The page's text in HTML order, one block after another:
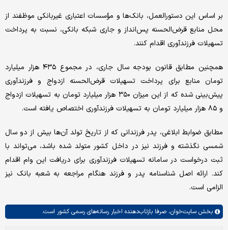
بر اساس این دستورالعمل، بانک‌ها و مؤسسات اعتباری غیربانکی موظفند از
محل منابع قرض‌الحسنه پس‌انداز و جاری شبکه بانکی، نسبت به پرداخت
تسهیلات فرزندآوری اقدام کنند.
همچنین مطابق قانون بودجه سال جاری، در مجموع ۴۳۵ هزار میلیارد
تومان منابع برای پرداخت تسهیلات قرض‌الحسنه ازدواج و فرزندآوری
پیش‌بینی شده که از این میزان ۳۵۰ هزار میلیارد تومان به تسهیلات ازدواج
و ۸۵ هزار میلیارد تومان به تسهیلات فرزندآوری اختصاص یافته است.
مطابق ضوابط ابلاغی، پدر فرزندانی که از تاریخ تولد آن‌ها بیش از دو سال
شمسی نگذشته و فرزند نیز در داخل کشور متولد شده باشد، می‌تواند با
ثبت درخواست در سامانه تسهیلات فرزندآوری برای دریافت این وام اقدام
کند. ارائه اصل شناسنامه پدر و فرزند هنگام مراجعه به شعبه بانک نیز
الزامی است.
بخش سایت‌خوان، صرفا بازتاب‌دهنده اخبار رسانه‌های رسمی کشور است.